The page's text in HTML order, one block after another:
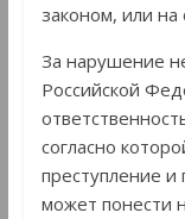
законом, или
За нарушение
Российской
согласно
преступление
может понести